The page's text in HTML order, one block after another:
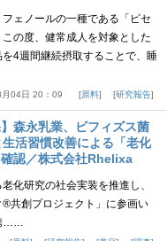
ェノールの一種である「ピセ
の度、健常成人を対象とした
4週間継続摂取することで、睡
04日 20：09 原料 研究報告
森永乳業、ビフィズス菌
活習慣改善による「老化
認／株式会社Rhelixa
化研究の社会実装を推進し、
共創プロジェクト」に参画い
……